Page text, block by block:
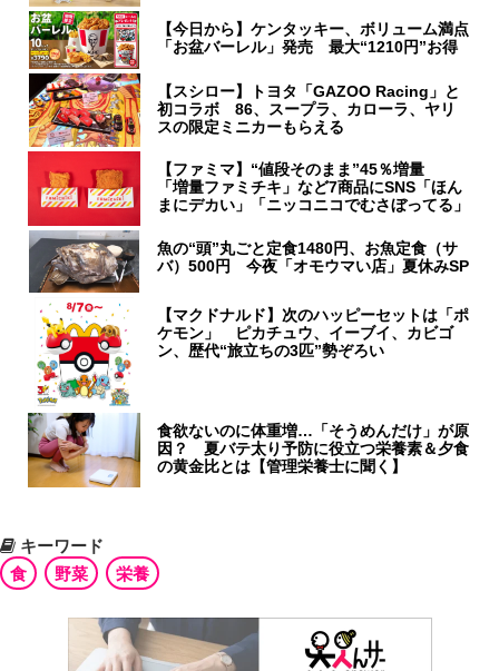
【今日から】ケンタッキー、ボリューム満点
「お盆バーレル」発売 最大“1210円”お得
【スシロー】トヨタ「GAZOO Racing」と
初コラボ 86、スープラ、カローラ、ヤリ
スの限定ミニカーもらえる
【ファミマ】“値段そのまま”45％増量
「増量ファミチキ」など7商品にSNS「ほん
まにデカい」「ニッコニコでむさぼってる」
魚の“頭”丸ごと定食1480円、お魚定食（サ
バ）500円 今夜「オモウマい店」夏休みSP
【マクドナルド】次のハッピーセットは「ポ
ケモン」 ピカチュウ、イーブイ、カビゴ
ン、歴代“旅立ちの3匹”勢ぞろい
食欲ないのに体重増…「そうめんだけ」が原
因？ 夏バテ太り予防に役立つ栄養素＆夕食
の黄金比とは【管理栄養士に聞く】
キーワード
食
野菜 栄養